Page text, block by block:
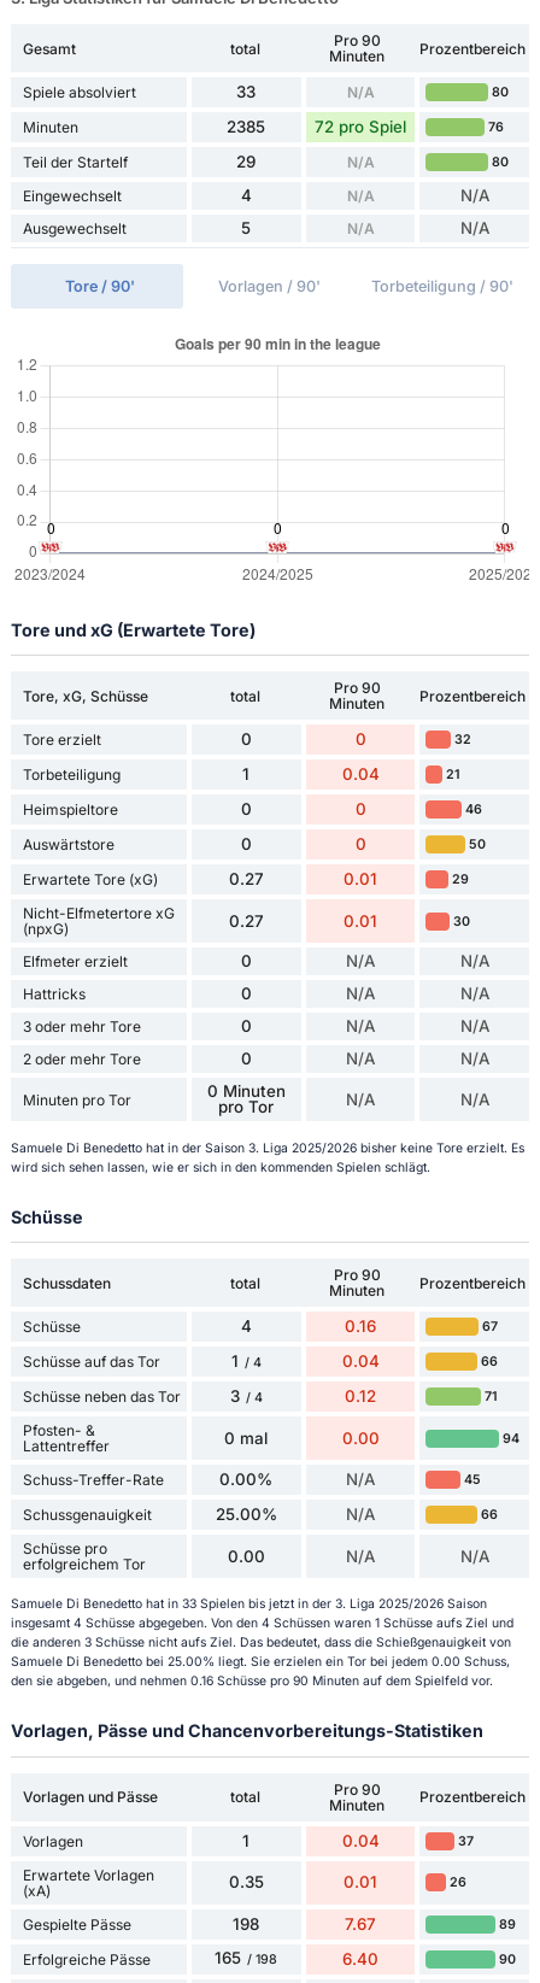
Gesamt total
Pro 90
Minuten
Prozentbereich
Spiele absolviert 33 N/A 80
Minuten 2385 72 pro Spiel 76
Teil der Startelf 29 N/A 80
Eingewechselt 4 N/A N/A
Ausgewechselt 5 N/A N/A
Tore / 90' Vorlagen / 90' Torbeteiligung / 90'
Tore und xG (Erwartete Tore)
Tore, xG, Schüsse total
Pro 90
Minuten
Prozentbereich
Tore erzielt 0 0 32
Torbeteiligung 1 0.04 21
Heimspieltore 0 0 46
Auswärtstore 0 0 50
Erwartete Tore (xG) 0.27 0.01 29
Nicht-Elfmetertore xG
(npxG)
0.27 0.01 30
Elfmeter erzielt 0 N/A N/A
Hattricks 0 N/A N/A
3 oder mehr Tore 0 N/A N/A
2 oder mehr Tore 0 N/A N/A
Minuten pro Tor
0 Minuten
pro Tor
N/A N/A
Samuele Di Benedetto hat in der Saison 3. Liga 2025/2026 bisher keine Tore erzielt. Es
wird sich sehen lassen, wie er sich in den kommenden Spielen schlägt.
Schüsse
Schussdaten total
Pro 90
Minuten
Prozentbereich
Schüsse 4 0.16 67
Schüsse auf das Tor 1 / 4 0.04 66
Schüsse neben das Tor 3 / 4 0.12 71
Pfosten- &
Lattentreffer
0 mal 0.00 94
Schuss-Treffer-Rate 0.00% N/A 45
Schussgenauigkeit 25.00% N/A 66
Schüsse pro
erfolgreichem Tor
0.00 N/A N/A
Samuele Di Benedetto hat in 33 Spielen bis jetzt in der 3. Liga 2025/2026 Saison
insgesamt 4 Schüsse abgegeben. Von den 4 Schüssen waren 1 Schüsse aufs Ziel und
die anderen 3 Schüsse nicht aufs Ziel. Das bedeutet, dass die Schießgenauigkeit von
Samuele Di Benedetto bei 25.00% liegt. Sie erzielen ein Tor bei jedem 0.00 Schuss,
den sie abgeben, und nehmen 0.16 Schüsse pro 90 Minuten auf dem Spielfeld vor.
Vorlagen, Pässe und Chancenvorbereitungs-Statistiken
Vorlagen und Pässe total
Pro 90
Minuten
Prozentbereich
Vorlagen 1 0.04 37
Erwartete Vorlagen
(xA)
0.35 0.01 26
Gespielte Pässe 198 7.67 89
Erfolgreiche Pässe 165 / 198 6.40 90